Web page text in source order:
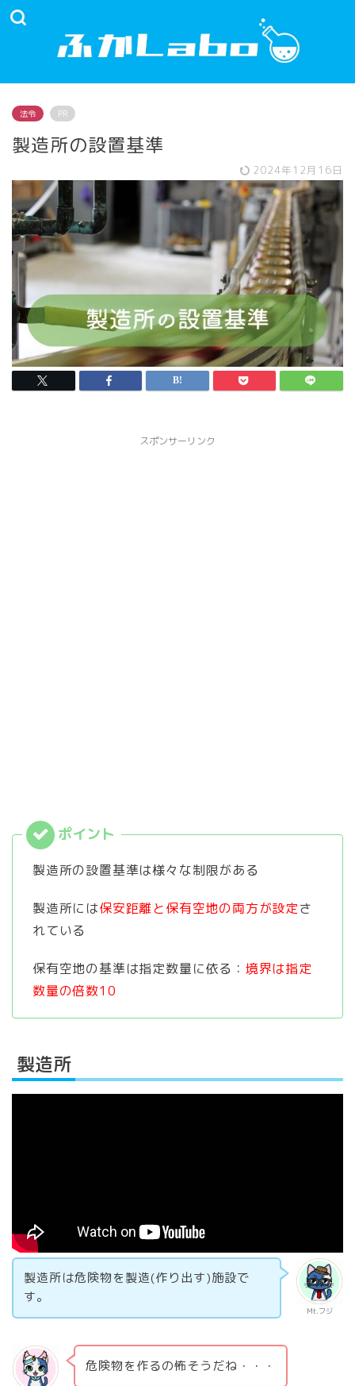
法令 PR
製造所の設置基準
2024年12月16日
スポンサーリンク
製造所の設置基準は様々な制限がある
製造所には保安距離と保有空地の両方が設定さ
れている
保有空地の基準は指定数量に依る： 境界は指定
数量の倍数10
製造所
Mt.フジ
製造所は危険物を製造(作り出す)施設で
す。
危険物を作るの怖そうだね・・・